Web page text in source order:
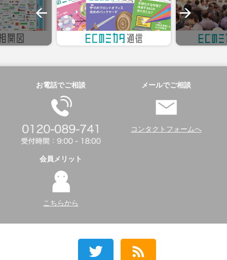
お電話でご相談 メールでご相談
コンタクトフォームへ
会員メリット
こちらから